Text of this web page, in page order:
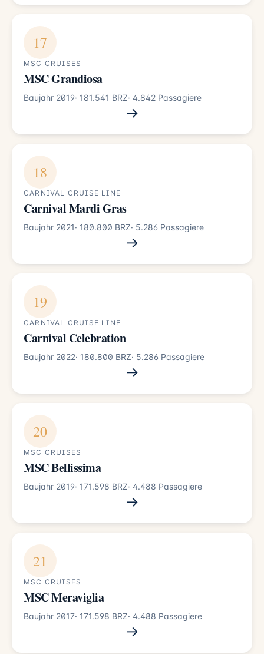
17
MSC CRUISES
MSC Grandiosa
Baujahr 2019· 181.541 BRZ· 4.842 Passagiere
→
18
CARNIVAL CRUISE LINE
Carnival Mardi Gras
Baujahr 2021· 180.800 BRZ· 5.286 Passagiere
→
19
CARNIVAL CRUISE LINE
Carnival Celebration
Baujahr 2022· 180.800 BRZ· 5.286 Passagiere
→
20
MSC CRUISES
MSC Bellissima
Baujahr 2019· 171.598 BRZ· 4.488 Passagiere
→
21
MSC CRUISES
MSC Meraviglia
Baujahr 2017· 171.598 BRZ· 4.488 Passagiere
→